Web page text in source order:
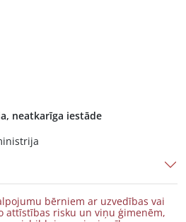
neatkarīga iestāde
bērniem ar uzvedības vai
attīstības risku un viņu ģimenēm,